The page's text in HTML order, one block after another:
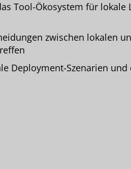
Tool-Ökosystem für lokale
zwischen lokalen
Deployment-Szenarien und